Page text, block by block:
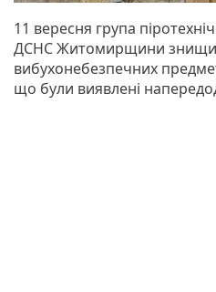
11 вересня група
ДСНС Житомирщини
вибухонебезпечних
що були виявлені